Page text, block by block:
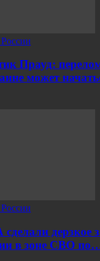
Прауд:
может
дерзкое
в зоне СВО